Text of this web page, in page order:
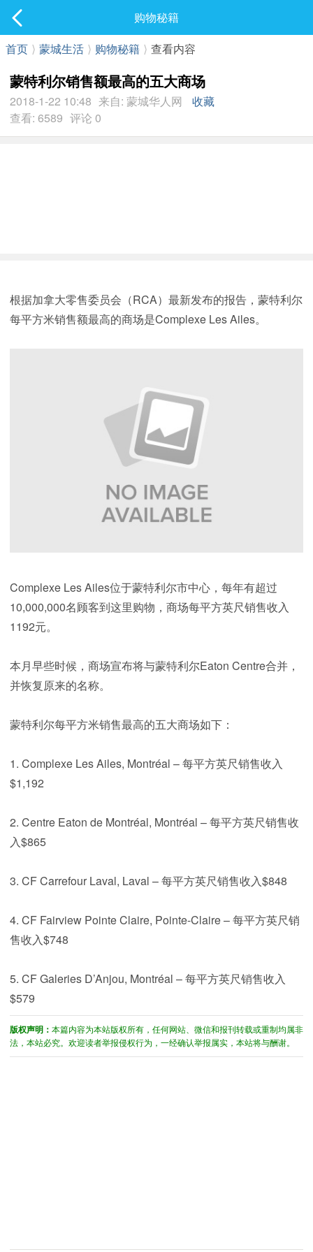
最新发表
购物秘籍
首页 ⟩ 蒙城生活 ⟩ 购物秘籍 ⟩ 查看内容
蒙特利尔销售额最高的五大商场
2018-1-22 10:48 来自: 蒙城华人网
收藏
查看: 6589 评论 0
根据加拿大零售委员会（RCA）最新发布的报告，蒙特利尔
每平方米销售额最高的商场是Complexe Les Ailes。
Complexe Les Ailes位于蒙特利尔市中心，每年有超过
10,000,000名顾客到这里购物，商场每平方英尺销售收入
1192元。
本月早些时候，商场宣布将与蒙特利尔Eaton Centre合并，
并恢复原来的名称。
蒙特利尔每平方米销售最高的五大商场如下：
1. Complexe Les Ailes, Montréal – 每平方英尺销售收入
$1,192
2. Centre Eaton de Montréal, Montréal – 每平方英尺销售收
入$865
3. CF Carrefour Laval, Laval – 每平方英尺销售收入$848
4. CF Fairview Pointe Claire, Pointe-Claire – 每平方英尺销
售收入$748
5. CF Galeries D’Anjou, Montréal – 每平方英尺销售收入
$579
版权声明： 本篇内容为本站版权所有，任何网站、微信和报刊转载或重制均属非
法，本站必究。欢迎读者举报侵权行为，一经确认举报属实，本站将与酬谢。